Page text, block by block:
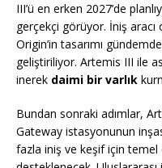
III’ü en erken 2027’de
gerçekçi görüyor. İniş aracı
Origin’in tasarımı
geliştiriliyor. Artemis III ile
inerek daimi bir varlık
Bundan sonraki adımlar,
Gateway istasyonunun
fazla iniş ve keşif için